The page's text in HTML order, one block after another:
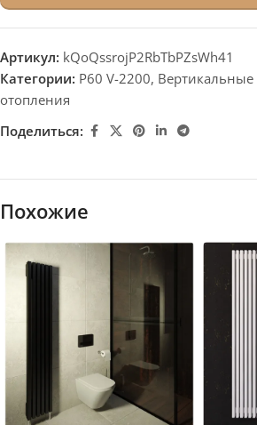
Артикул: kQoQssrojP2RbTbPZsWh41
Категории: P60 V-2200,
отопления
Поделиться:
Похожие